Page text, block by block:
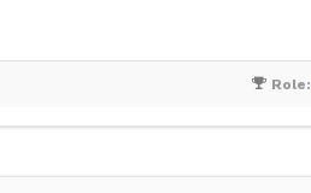
Role: